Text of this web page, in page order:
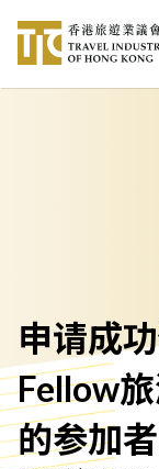
主
申请成
Fellow旅
的参加